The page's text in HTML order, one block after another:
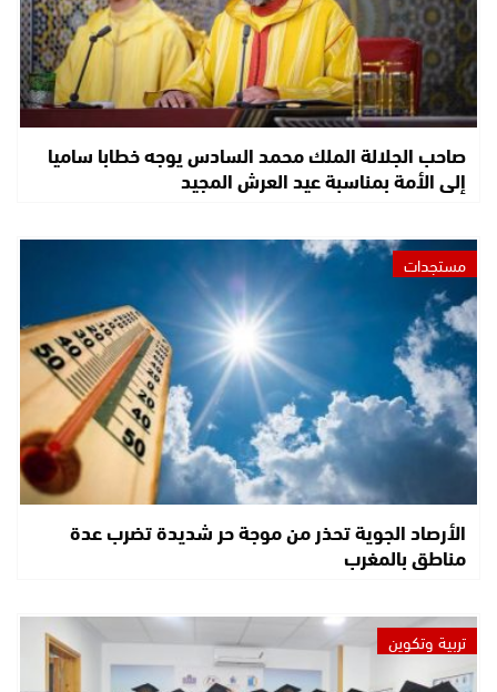
صاحب الجلالة الملك محمد السادس يوجه خطابا ساميا
إلى الأمة بمناسبة عيد العرش المجيد
مستجدات
الأرصاد الجوية تحذر من موجة حر شديدة تضرب عدة
مناطق بالمغرب
تربية وتكوين